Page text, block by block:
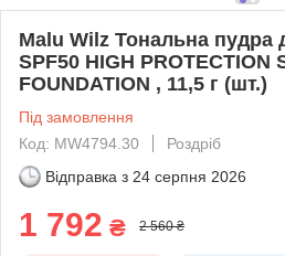
Malu Wilz Тональна пудра
SPF50 HIGH PROTECTION
FOUNDATION , 11,5 г (шт.)
Під замовлення
Код: MW4794.30
Роздріб
Відправка з 24 серпня 2026
1 792 ₴ 2 560 ₴